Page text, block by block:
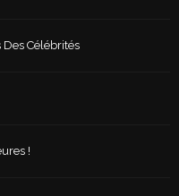
Des Célébrités
!